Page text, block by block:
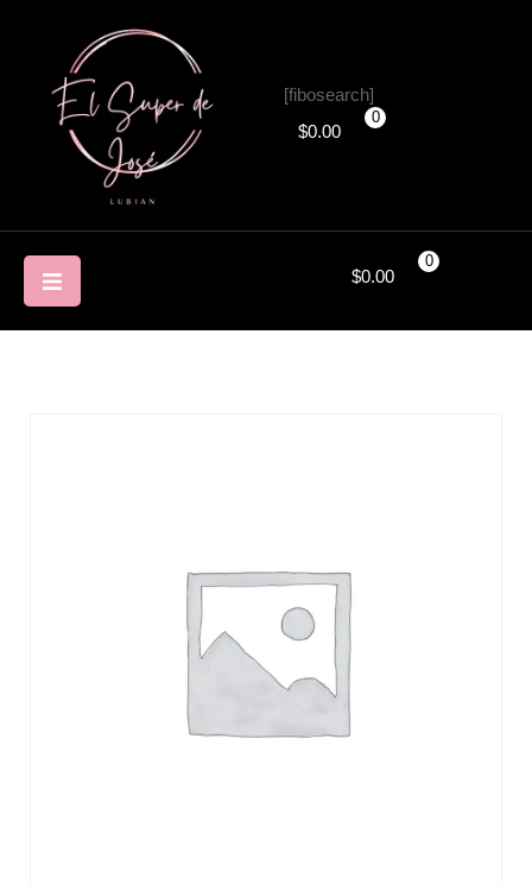
[fibosearch]
$0.00
0
$0.00
0